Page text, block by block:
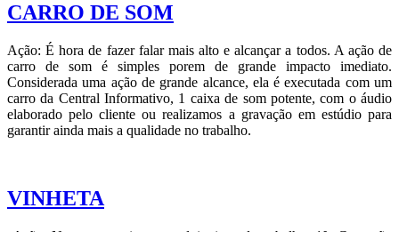
CARRO DE SOM
Ação: É hora de fazer falar mais alto e alcançar a todos. A ação de
carro de som é simples porem de grande impacto imediato.
Considerada uma ação de grande alcance, ela é executada com um
carro da Central Informativo, 1 caixa de som potente, com o áudio
elaborado pelo cliente ou realizamos a gravação em estúdio para
garantir ainda mais a qualidade no trabalho.
VINHETA